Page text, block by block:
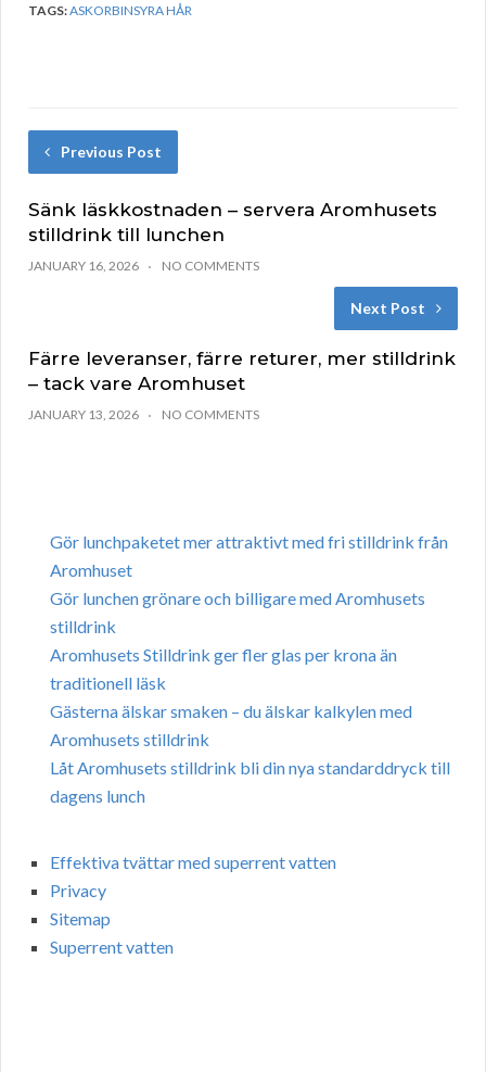
TAGS:ASKORBINSYRA HÅR
Previous Post
Sänk läskkostnaden – servera Aromhusets
stilldrink till lunchen
JANUARY 16, 2026 NO COMMENTS
Next Post
Färre leveranser, färre returer, mer stilldrink
– tack vare Aromhuset
JANUARY 13, 2026 NO COMMENTS
Gör lunchpaketet mer attraktivt med fri stilldrink från
Aromhuset
Gör lunchen grönare och billigare med Aromhusets
stilldrink
Aromhusets Stilldrink ger fler glas per krona än
traditionell läsk
Gästerna älskar smaken – du älskar kalkylen med
Aromhusets stilldrink
Låt Aromhusets stilldrink bli din nya standarddryck till
dagens lunch
Effektiva tvättar med superrent vatten
Privacy
Sitemap
Superrent vatten